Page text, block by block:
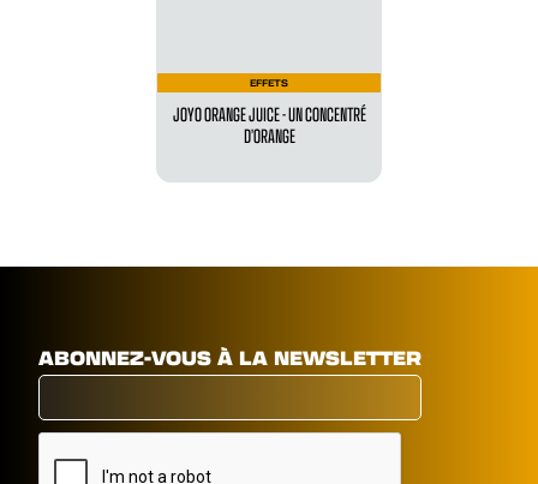
EFFETS
JOYO ORANGE JUICE - UN CONCENTRÉ
D’ORANGE
ABONNEZ-VOUS À LA NEWSLETTER